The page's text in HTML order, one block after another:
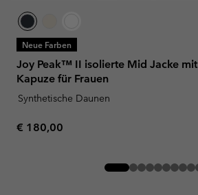
Neue Farben
Joy Peak™ II isolierte Mid Jacke mit
Kapuze für Frauen
Synthetische Daunen
Regular price:
€ 180,00